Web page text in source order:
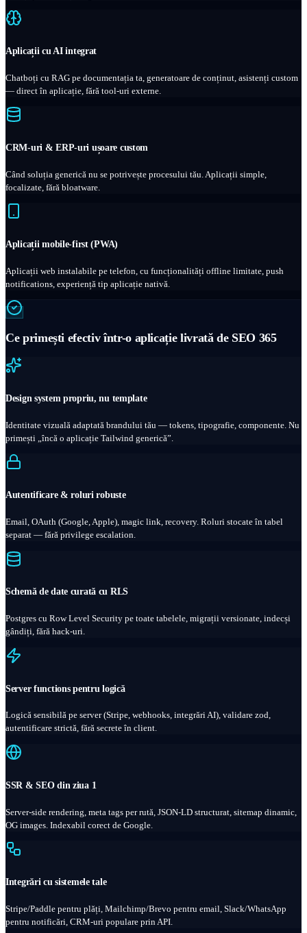
Aplicații cu AI integrat
Chatboți cu RAG pe documentația ta, generatoare de conținut, asistenți custom
— direct în aplicație, fără tool-uri externe.
CRM-uri & ERP-uri ușoare custom
Când soluția generică nu se potrivește procesului tău. Aplicații simple,
focalizate, fără bloatware.
Aplicații mobile-first (PWA)
Aplicații web instalabile pe telefon, cu funcționalități offline limitate, push
notifications, experiență tip aplicație nativă.
Ce primești efectiv într-o aplicație livrată de SEO 365
Design system propriu, nu template
Identitate vizuală adaptată brandului tău — tokens, tipografie, componente. Nu
primești „încă o aplicație Tailwind generică”.
Autentificare & roluri robuste
Email, OAuth (Google, Apple), magic link, recovery. Roluri stocate în tabel
separat — fără privilege escalation.
Schemă de date curată cu RLS
Postgres cu Row Level Security pe toate tabelele, migrații versionate, indecși
gândiți, fără hack-uri.
Server functions pentru logică
Logică sensibilă pe server (Stripe, webhooks, integrări AI), validare zod,
autentificare strictă, fără secrete în client.
SSR & SEO din ziua 1
Server-side rendering, meta tags per rută, JSON-LD structurat, sitemap dinamic,
OG images. Indexabil corect de Google.
Integrări cu sistemele tale
Stripe/Paddle pentru plăți, Mailchimp/Brevo pentru email, Slack/WhatsApp
pentru notificări, CRM-uri populare prin API.